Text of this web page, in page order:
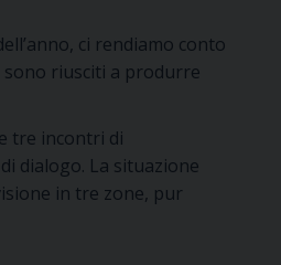
ci rendiamo conto
riusciti a produrre
tre incontri di
dialogo. La situazione
in tre zone, pur